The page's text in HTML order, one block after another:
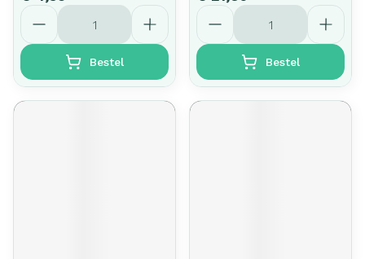
Aantal
Bestel
Aantal
Bestel